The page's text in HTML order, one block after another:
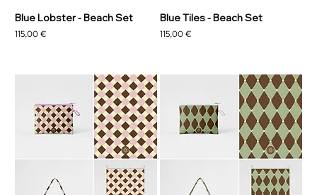
Blue Lobster - Beach Set
Prezzo
115,00 €
Blue Tiles - Beach Set
Prezzo
115,00 €